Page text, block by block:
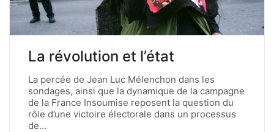
La révolution et l’état
La percée de Jean Luc Mélenchon dans les
sondages, ainsi que la dynamique de la campagne
de la France Insoumise reposent la question du
rôle d’une victoire électorale dans un processus
de…